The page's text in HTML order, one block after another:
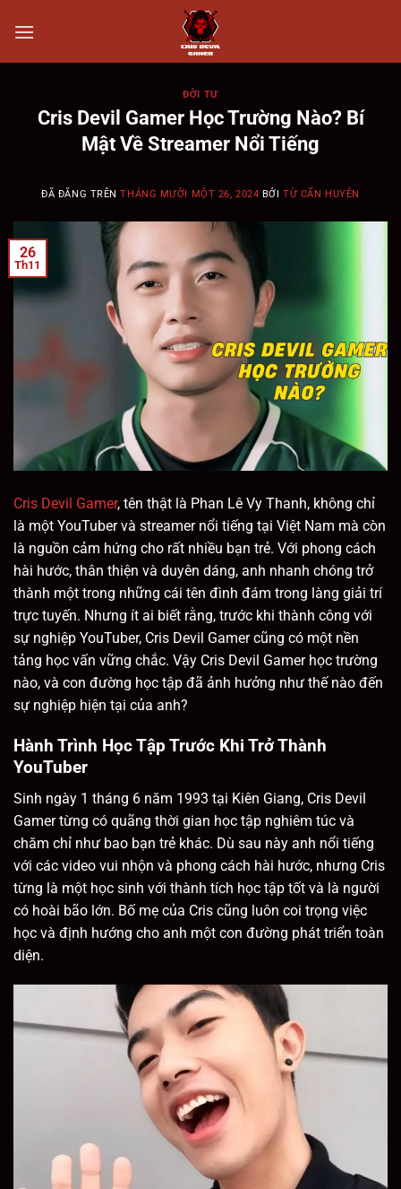
đến
ĐỜI TƯ
Cris Devil Gamer Học Trường Nào? Bí
Mật Về Streamer Nổi Tiếng
ĐÃ ĐĂNG TRÊNTHÁNG MƯỜI MỘT 26, 2024 BỞITỪ CẨN HUYÊN
26
Th11
Cris Devil Gamer, tên thật là Phan Lê Vy Thanh, không chỉ
là một YouTuber và streamer nổi tiếng tại Việt Nam mà còn
là nguồn cảm hứng cho rất nhiều bạn trẻ. Với phong cách
hài hước, thân thiện và duyên dáng, anh nhanh chóng trở
thành một trong những cái tên đình đám trong làng giải trí
trực tuyến. Nhưng ít ai biết rằng, trước khi thành công với
sự nghiệp YouTuber, Cris Devil Gamer cũng có một nền
tảng học vấn vững chắc. Vậy Cris Devil Gamer học trường
nào, và con đường học tập đã ảnh hưởng như thế nào đến
sự nghiệp hiện tại của anh?
Hành Trình Học Tập Trước Khi Trở Thành
YouTuber
Sinh ngày 1 tháng 6 năm 1993 tại Kiên Giang, Cris Devil
Gamer từng có quãng thời gian học tập nghiêm túc và
chăm chỉ như bao bạn trẻ khác. Dù sau này anh nổi tiếng
với các video vui nhộn và phong cách hài hước, nhưng Cris
từng là một học sinh với thành tích học tập tốt và là người
có hoài bão lớn. Bố mẹ của Cris cũng luôn coi trọng việc
học và định hướng cho anh một con đường phát triển toàn
diện.